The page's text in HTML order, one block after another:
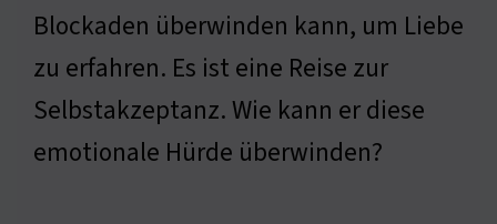
Blockaden überwinden kann, um Liebe
zu erfahren. Es ist eine Reise zur
Selbstakzeptanz. Wie kann er diese
emotionale Hürde überwinden?